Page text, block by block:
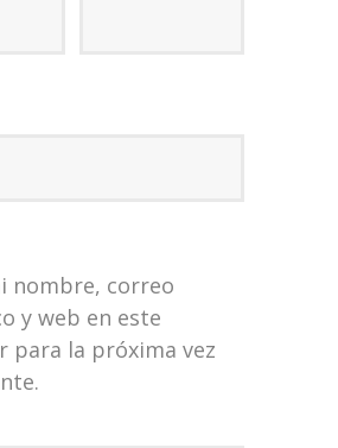
nombre, correo
y web en este
para la próxima vez